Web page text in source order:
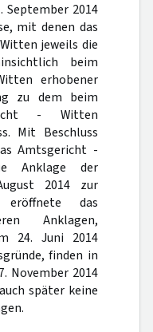
September 2014
mit denen das
jeweils die
beim
erhobener
zu dem beim
- Witten
Mit Beschluss
Amtsgericht -
Anklage der
2014 zur
eröffnete das
Anklagen,
24. Juni 2014
finden in
November 2014
später keine